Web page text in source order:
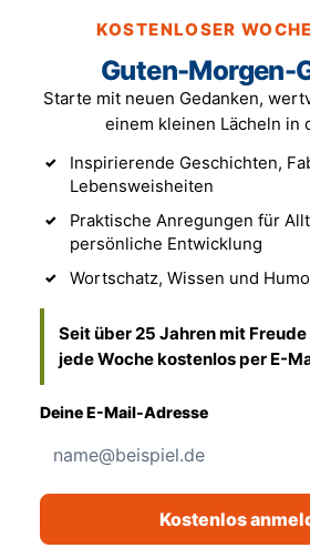
KOSTENLOSER
Guten-Morgen-
Starte mit neuen Gedanken,
einem kleinen Lächeln in
Inspirierende Geschichten,
Lebensweisheiten
Praktische Anregungen für
persönliche Entwicklung
Wortschatz, Wissen und
Seit über 25 Jahren mit
jede Woche kostenlos per E-
Deine E-Mail-Adresse
Kostenlos